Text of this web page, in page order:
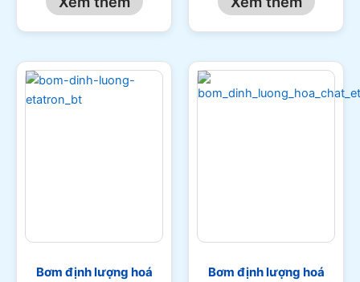
Bơm định lượng hoá
Bơm định lượng hoá